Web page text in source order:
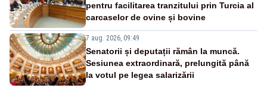
pentru facilitarea tranzitului prin Turcia al
carcaselor de ovine și bovine
7 aug. 2026, 09:49
Senatorii și deputații rămân la muncă.
Sesiunea extraordinară, prelungită până
la votul pe legea salarizării